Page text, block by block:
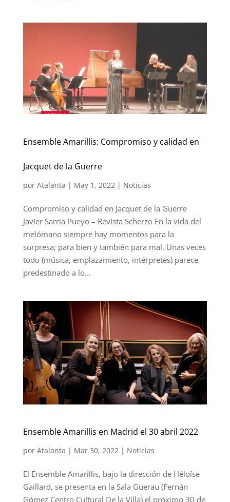
Ensemble Amarillis: Compromiso y calidad en
Jacquet de la Guerre
por Atalanta | May 1, 2022 | Noticias
Compromiso y calidad en Jacquet de la Guerre
Javier Sarría Pueyo – Revista Scherzo En la vida del
melómano siempre hay momentos para la
sorpresa; para bien y también para mal. Unas veces
todo (música, emplazamiento, intérpretes) parece
predestinado a lo...
Ensemble Amarillis en Madrid el 30 abril 2022
por Atalanta | Mar 30, 2022| Noticias
El Ensemble Amarillis, bajo la dirección de Héloïse
Gaillard, se presenta en la Sala Guerau (Fernán
Gómez Centro Cultural De la Villa) el próximo 30 de